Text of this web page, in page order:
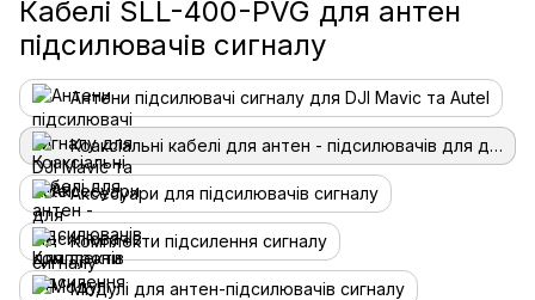
Кабелі SLL-400-PVG для антен
підсилювачів сигналу
Антени підсилювачі сигналу для DJI Mavic та Autel
Коаксіальні кабелі для антен - підсилювачів для дронів
Аксесуари для підсилювачів сигналу
Комплекти підсилення сигналу
Модулі для антен-підсилювачів сигналу